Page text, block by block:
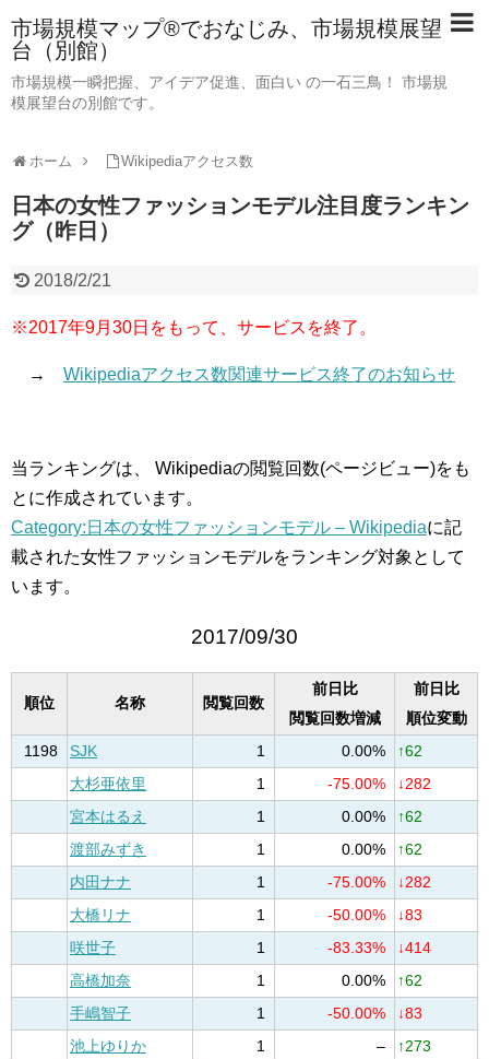
市場規模マップ®でおなじみ、市場規模展望
台（別館）
市場規模一瞬把握、アイデア促進、面白い の一石三鳥！ 市場規
模展望台の別館です。
ホーム Wikipediaアクセス数
日本の女性ファッションモデル注目度ランキン
グ（昨日）
2018/2/21
※2017年9月30日をもって、サービスを終了。
→ Wikipediaアクセス数関連サービス終了のお知らせ
当ランキングは、 Wikipediaの閲覧回数(ページビュー)をも
とに作成されています。
Category:日本の女性ファッションモデル – Wikipediaに記
載された女性ファッションモデルをランキング対象として
います。
2017/09/30
順位 名称 閲覧回数
前日比
閲覧回数増減
前日比
順位変動
1198
SJK 1 0.00%
↑62
大杉亜依里
1 -75.00%
↓282
宮本はるえ
1 0.00%
↑62
渡部みずき
1 0.00%
↑62
内田ナナ
1 -75.00%
↓282
大橋リナ
1 -50.00%
↓83
咲世子
1 -83.33%
↓414
高橋加奈
1 0.00%
↑62
手嶋智子
1 -50.00%
↓83
池上ゆりか
1 –
↑273